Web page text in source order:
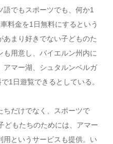
でもスポーツでも、何か1
料金を1日無料にするという
まり好きでない子どものた
用意し、バイエルン州内に
アマー湖、シュタルンベルガ
1日遊覧できるとしている。
ちだけでなく、スポーツで
どもたちのためには、アマー
というサービスも提供。い